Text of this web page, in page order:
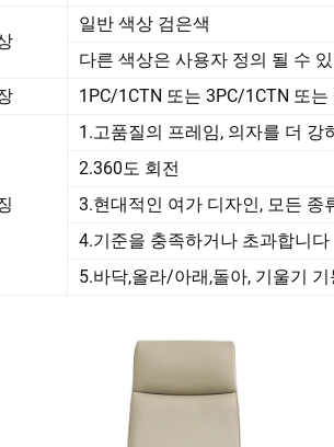
일반 색상 검은색
다른 색상은 사용자 정의 될 수
1PC/1CTN 또는 3PC/1CTN 또는
1.고품질의 프레임, 의자를 더 강
2.360도 회전
3.현대적인 여가 디자인, 모든 종
4.기준을 충족하거나 초과합니다
5.바닥,올라/아래,돌아, 기울기 기